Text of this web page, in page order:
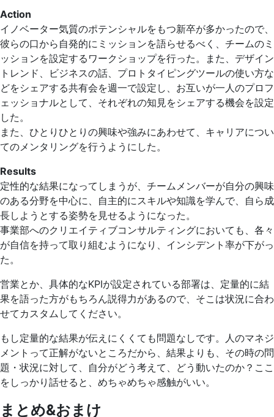
Action
イノベーター気質のポテンシャルをもつ新卒が多かったので、
彼らの口から自発的にミッションを語らせるべく、チームのミ
ッションを設定するワークショップを行った。また、デザイン
トレンド、ビジネスの話、プロトタイピングツールの使い方な
どをシェアする共有会を週一で設定し、お互いが一人のプロフ
ェッショナルとして、それぞれの知見をシェアする機会を設定
した。
また、ひとりひとりの興味や強みにあわせて、キャリアについ
てのメンタリングを行うようにした。
Results
定性的な結果になってしまうが、チームメンバーが自分の興味
のある分野を中心に、自主的にスキルや知識を学んで、自ら成
長しようとする姿勢を見せるようになった。
事業部へのクリエイティブコンサルティングにおいても、各々
が自信を持って取り組むようになり、インシデント率が下がっ
た。
営業とか、具体的なKPIが設定されている部署は、定量的に結
果を語った方がもちろん説得力があるので、そこは状況に合わ
せてカスタムしてください。
もし定量的な結果が伝えにくくても問題なしです。人のマネジ
メントって正解がないところだから、結果よりも、その時の問
題・状況に対して、自分がどう考えて、どう動いたのか？ここ
をしっかり話せると、めちゃめちゃ感触がいい。
まとめ&おまけ